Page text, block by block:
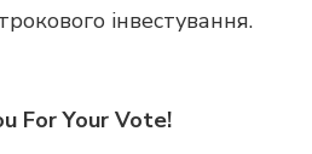
інвестування.
For Your Vote!